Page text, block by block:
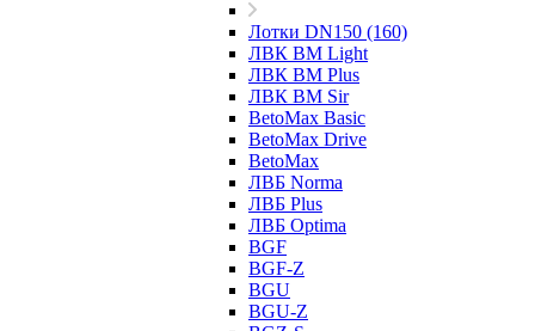
Лотки DN150 (160)
ЛВК ВМ Light
ЛВК ВМ Plus
ЛВК ВМ Sir
BetoMax Basic
BetoMax Drive
BetoMax
ЛВБ Norma
ЛВБ Plus
ЛВБ Optima
BGF
BGF-Z
BGU
BGU-Z